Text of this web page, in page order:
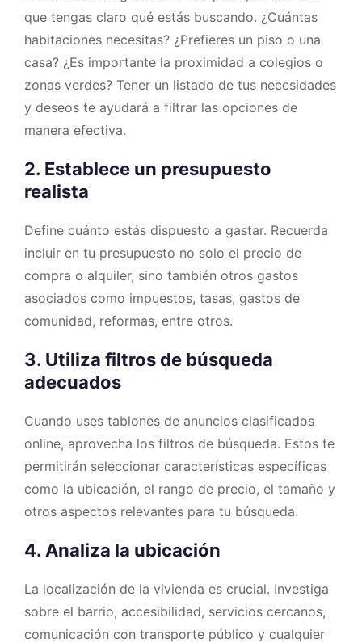
que tengas claro qué estás buscando. ¿Cuántas
habitaciones necesitas? ¿Prefieres un piso o una
casa? ¿Es importante la proximidad a colegios o
zonas verdes? Tener un listado de tus necesidades
y deseos te ayudará a filtrar las opciones de
manera efectiva.
2. Establece un presupuesto
realista
Define cuánto estás dispuesto a gastar. Recuerda
incluir en tu presupuesto no solo el precio de
compra o alquiler, sino también otros gastos
asociados como impuestos, tasas, gastos de
comunidad, reformas, entre otros.
3. Utiliza filtros de búsqueda
adecuados
Cuando uses tablones de anuncios clasificados
online, aprovecha los filtros de búsqueda. Estos te
permitirán seleccionar características específicas
como la ubicación, el rango de precio, el tamaño y
otros aspectos relevantes para tu búsqueda.
4. Analiza la ubicación
La localización de la vivienda es crucial. Investiga
sobre el barrio, accesibilidad, servicios cercanos,
comunicación con transporte público y cualquier